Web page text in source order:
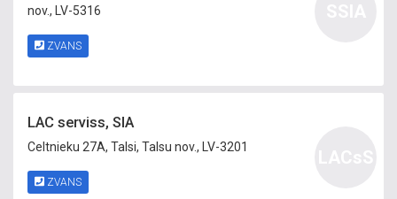
nov., LV-5316
ZVANS
LAC serviss, SIA
Celtnieku 27A, Talsi, Talsu nov., LV-3201
ZVANS